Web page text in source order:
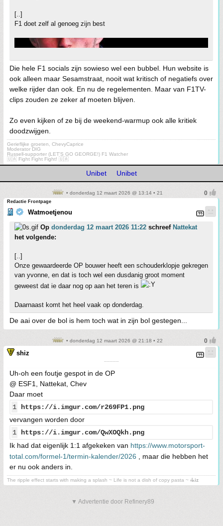
[..]
F1 doet zelf al genoeg zijn best
Die hele F1 socials zijn sowieso wel een bubbel. Hun website is
ook alleen maar Sesamstraat, nooit wat kritisch of negatiefs over
welke rijder dan ook. En nu de regelementen. Maar van F1TV-
clips zouden ze zeker af moeten blijven.
Zo even kijken of ze bij de weekend-warmup ook alle kritiek
doodzwijgen.
Gerieflijke groeten, ChevyCaprice
Moderator DIG
Russell-supporter (LET'S GO GEORGE!) F1 Watcher
🇺🇦 Fight Fight Fight! 🇺🇦
Unibet Unibet
• donderdag 12 maart 2026 @ 13:14 • 21
Redactie Frontpage
Watmoetjenou
Op donderdag 12 maart 2026 11:22 schreef Nattekat
het volgende:
[..]
Onze gewaardeerde OP bouwer heeft een schouderklopje gekregen
van yvonne, en dat is toch wel een dusdanig groot moment
geweest dat ie daar nog op aan het teren is
Daarnaast komt het heel vaak op donderdag.
De aai over de bol is hem toch wat in zijn bol gestegen...
• donderdag 12 maart 2026 @ 21:18 • 22
shiz
Uh-oh een foutje gespot in de OP
@ ESF1, Nattekat, Chev
Daar moet
1
https://i.imgur.com/r269FP1.png
vervangen worden door
1
https://i.imgur.com/QwXOQkh.png
Ik had dat eigenlijk 1:1 afgekeken van https://www.motorsport-
total.com/formel-1/termin-kalender/2026 , maar die hebben het
er nu ook anders in.
The ripple effect starts with making a splash ~ Life is not a dish of copy pasta ~ ⳽ᖾiz
▼ Advertentie door Refinery89